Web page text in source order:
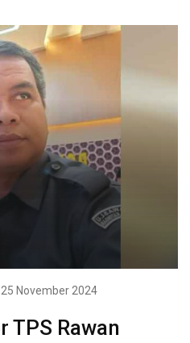
November 2024
TPS Rawan